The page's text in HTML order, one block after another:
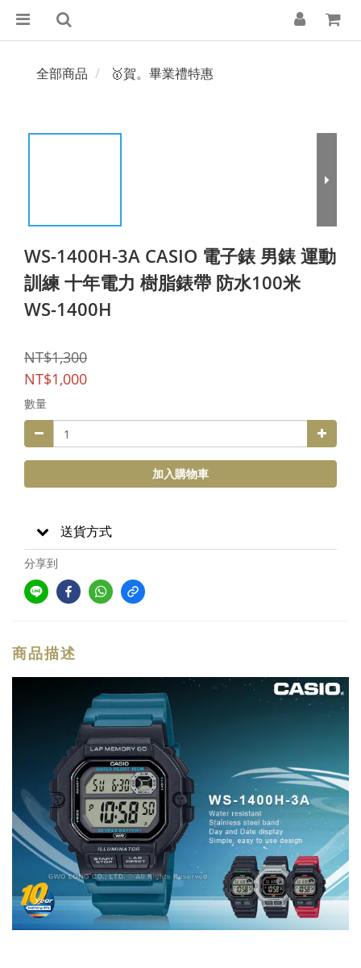
全部商品 🥇賀。畢業禮特惠
WS-1400H-3A CASIO 電子錶 男錶 運動
訓練 十年電力 樹脂錶帶 防水100米
WS-1400H
NT$1,300
NT$1,000
數量
加入購物車
送貨方式
分享到
商品描述